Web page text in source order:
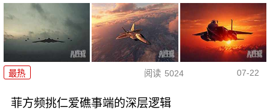
最热 阅读 5024 07-22
菲方频挑仁爱礁事端的深层逻辑